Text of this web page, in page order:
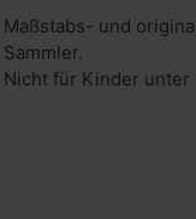
Maßstabs- und
Sammler.
Nicht für Kinder unter